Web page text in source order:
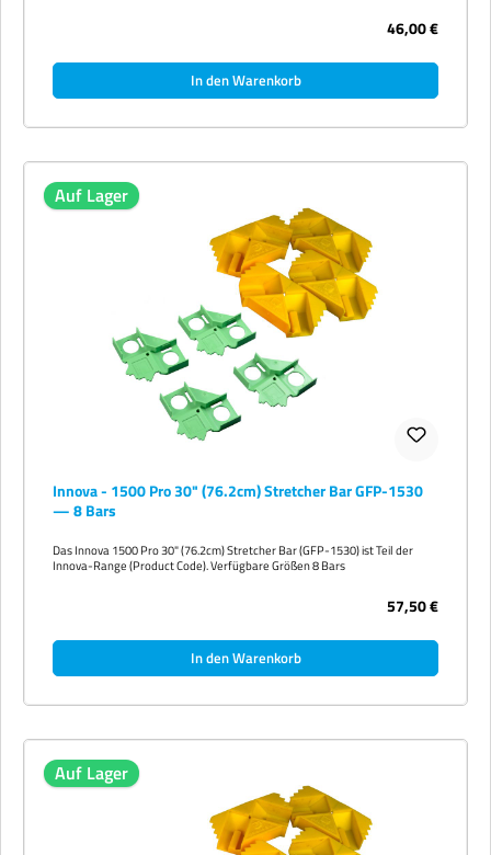
46,00 €
In den Warenkorb
Auf Lager
Innova - 1500 Pro 30" (76.2cm) Stretcher Bar GFP-1530
— 8 Bars
Das Innova 1500 Pro 30" (76.2cm) Stretcher Bar (GFP-1530) ist Teil der
Innova-Range (Product Code). Verfügbare Größen 8 Bars
57,50 €
In den Warenkorb
Auf Lager